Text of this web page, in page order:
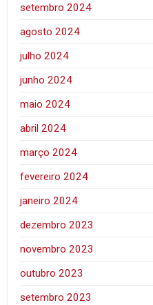
setembro 2024
agosto 2024
julho 2024
junho 2024
maio 2024
abril 2024
março 2024
fevereiro 2024
janeiro 2024
dezembro 2023
novembro 2023
outubro 2023
setembro 2023